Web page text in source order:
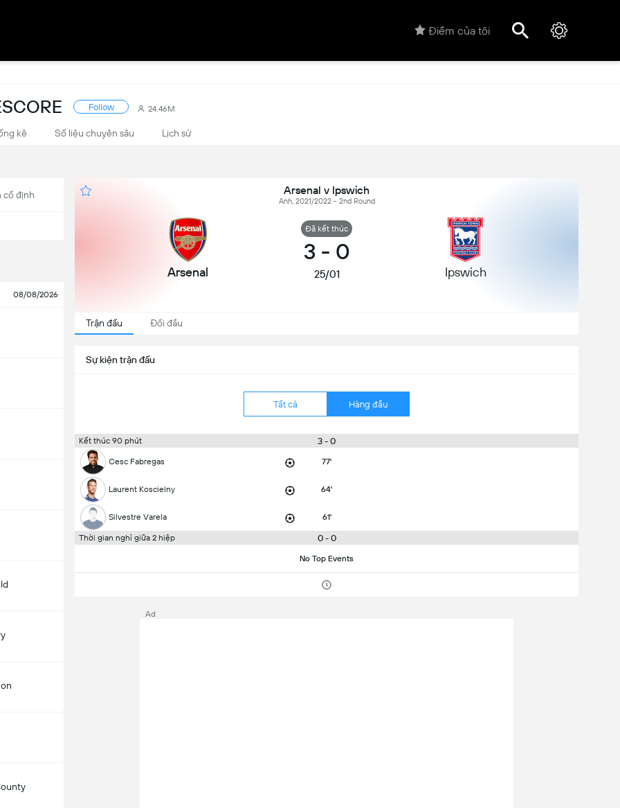
Điểm của tôi
Follow 24.46M
kê Số liệu chuyên sâu Lịch sử
cố định
08/08/2026
Arsenal v Ipswich
Anh, 2021/2022 - 2nd Round
Arsenal
Đã kết thúc
3 - 0
25/01 Ipswich
Trận đấu Đối đầu
Sự kiện trận đấu
Tất cả Hàng đầu
Kết thúc 90 phút 3 - 0
Cesc Fabregas 77'
Laurent Koscielny 64'
Silvestre Varela 61'
Thời gian nghỉ giữa 2 hiệp 0 - 0
No Top Events
Ad